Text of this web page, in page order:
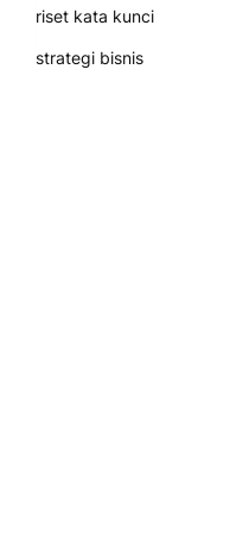
riset kata kunci
strategi bisnis